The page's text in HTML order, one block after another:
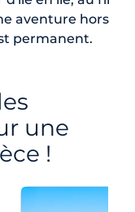
aventure hors
permanent.
une
!